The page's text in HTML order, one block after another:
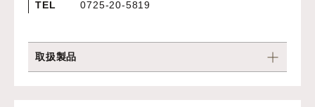
TEL 0725-20-5819
取扱製品